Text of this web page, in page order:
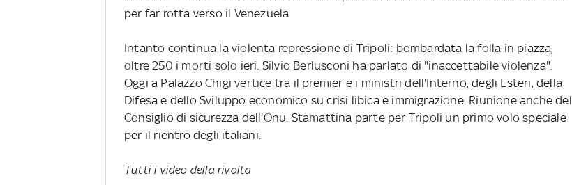
per far rotta verso il Venezuela
Intanto continua la violenta repressione di Tripoli: bombardata la folla in piazza,
oltre 250 i morti solo ieri. Silvio Berlusconi ha parlato di "inaccettabile violenza".
Oggi a Palazzo Chigi vertice tra il premier e i ministri dell'Interno, degli Esteri, della
Difesa e dello Sviluppo economico su crisi libica e immigrazione. Riunione anche del
Consiglio di sicurezza dell'Onu. Stamattina parte per Tripoli un primo volo speciale
per il rientro degli italiani.
Tutti i video della rivolta